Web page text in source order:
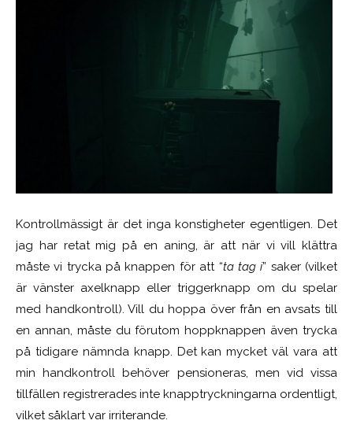
Kontrollmässigt är det inga konstigheter egentligen. Det
jag har retat mig på en aning, är att när vi vill klättra
måste vi trycka på knappen för att “ta tag i” saker (vilket
är vänster axelknapp eller triggerknapp om du spelar
med handkontroll). Vill du hoppa över från en avsats till
en annan, måste du förutom hoppknappen även trycka
på tidigare nämnda knapp. Det kan mycket väl vara att
min handkontroll behöver pensioneras, men vid vissa
tillfällen registrerades inte knapptryckningarna ordentligt,
vilket såklart var irriterande.